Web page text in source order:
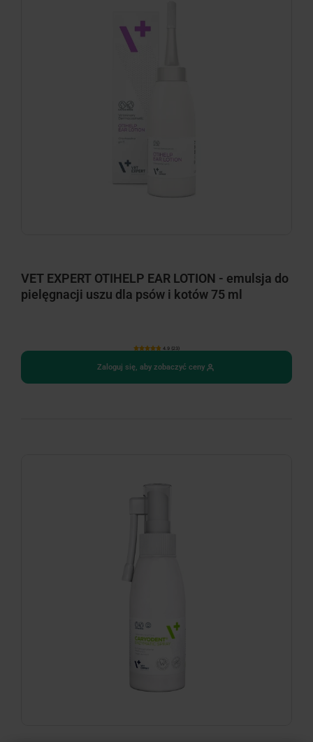
VET EXPERT OTIHELP EAR LOTION - emulsja do
pielęgnacji uszu dla psów i kotów 75 ml
4.9 (23)
Zaloguj się, aby zobaczyć ceny